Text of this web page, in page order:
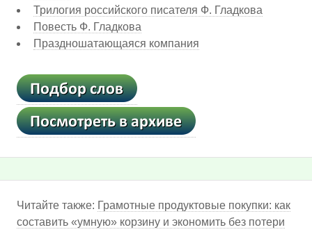
Трилогия российского писателя Ф. Гладкова
Повесть Ф. Гладкова
Праздношатающаяся компания
Читайте также: Грамотные продуктовые покупки: как
составить «умную» корзину и экономить без потери